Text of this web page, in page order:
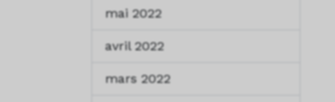
mai 2022
avril 2022
mars 2022